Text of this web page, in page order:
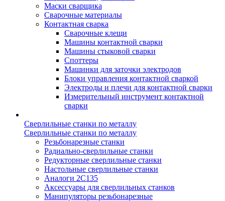
Маски сварщика
Сварочные материалы
Контактная сварка
Сварочные клещи
Машины контактной сварки
Машины стыковой сварки
Споттеры
Машинки для заточки электродов
Блоки управления контактной сваркой
Электроды и плечи для контактной сварки
Измерительный инструмент контактной
сварки
Сверлильные станки по металлу
Сверлильные станки по металлу
Резьбонарезные станки
Радиально-сверлильные станки
Редукторные сверлильные станки
Настольные сверлильные станки
Аналоги 2С135
Аксессуары для сверлильных станков
Манипуляторы резьбонарезные